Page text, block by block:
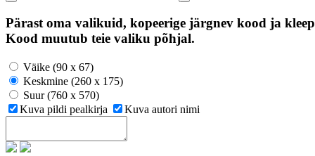
Pärast oma valikuid, kopeerige järgnev kood ja
Kood muutub teie valiku põhjal.
Väike (90 x 67)
Keskmine (260 x 175)
Suur (760 x 570)
Kuva pildi pealkirja
Kuva autori nimi